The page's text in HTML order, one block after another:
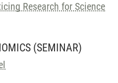
Research for Science
(SEMINAR)